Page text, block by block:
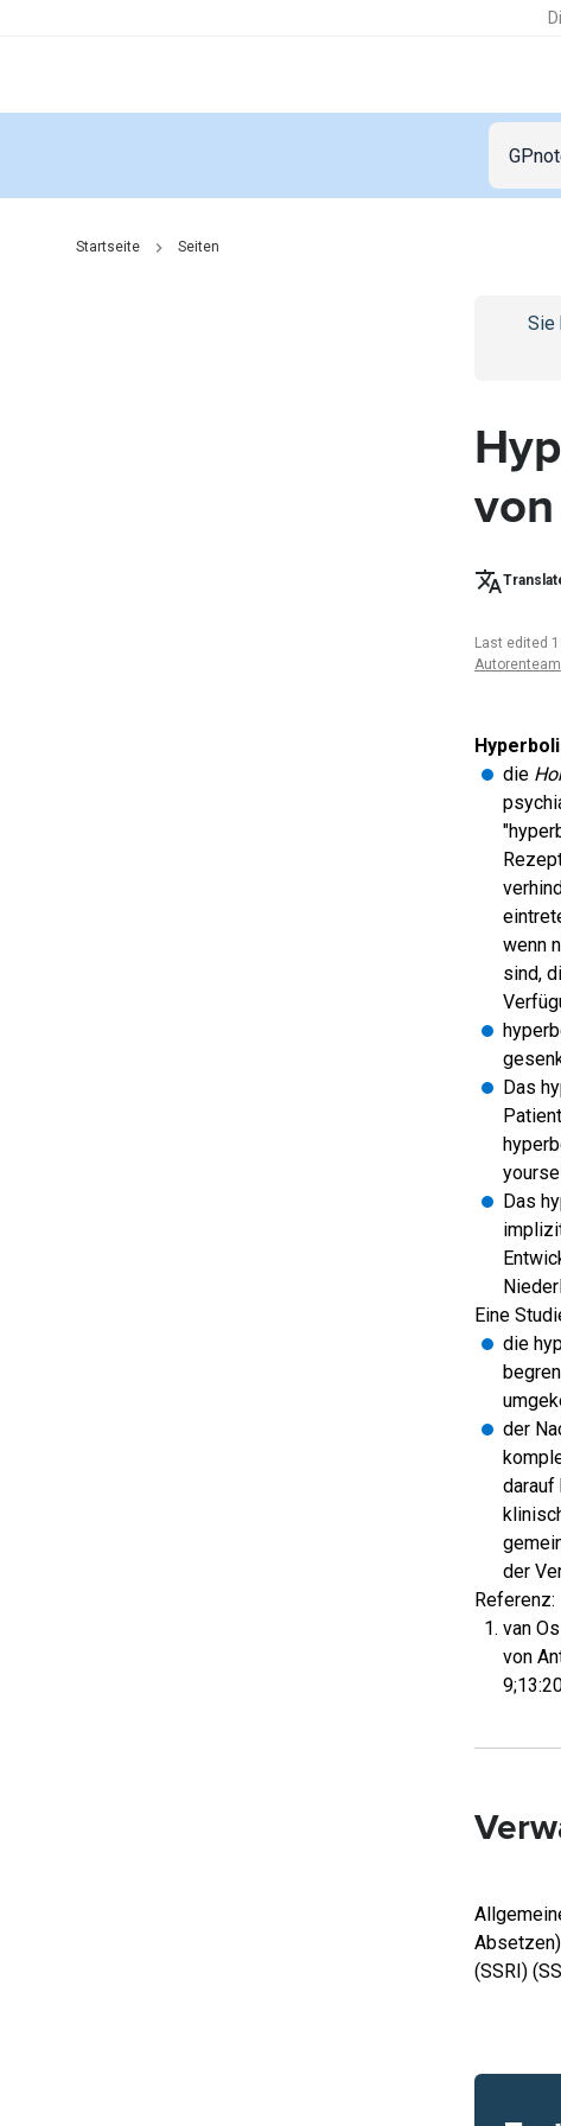
Startseite Seiten
Go to/
Sie
Last edited
Autorenteam
die
wenn
sind,
Das
Das
Eine
die
der
darauf
der
Referenz:
van
von
(SSRI)